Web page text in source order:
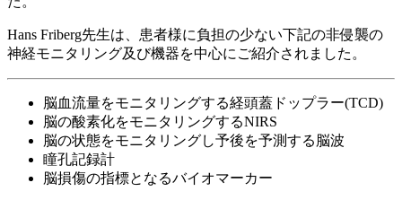
Hans Friberg先生は、患者様に負担の少ない下記の非侵襲の
神経モニタリング及び機器を中心にご紹介されました。
脳血流量をモニタリングする経頭蓋ドップラー(TCD)
脳の酸素化をモニタリングするNIRS
脳の状態をモニタリングし予後を予測する脳波
瞳孔記録計
脳損傷の指標となるバイオマーカー